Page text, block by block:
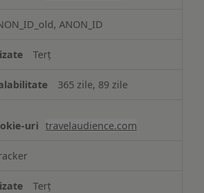
ANON_ID
Terț
365 zile, 89 zile
travelaudience.com
Terț